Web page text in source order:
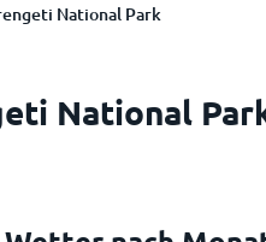
National Park
National